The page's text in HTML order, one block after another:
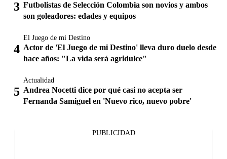
Futbolistas de Selección Colombia son novios y ambos
son goleadores: edades y equipos
El Juego de mi Destino
Actor de 'El Juego de mi Destino' lleva duro duelo desde
hace años: "La vida será agridulce"
Actualidad
Andrea Nocetti dice por qué casi no acepta ser
Fernanda Samiguel en 'Nuevo rico, nuevo pobre'
PUBLICIDAD